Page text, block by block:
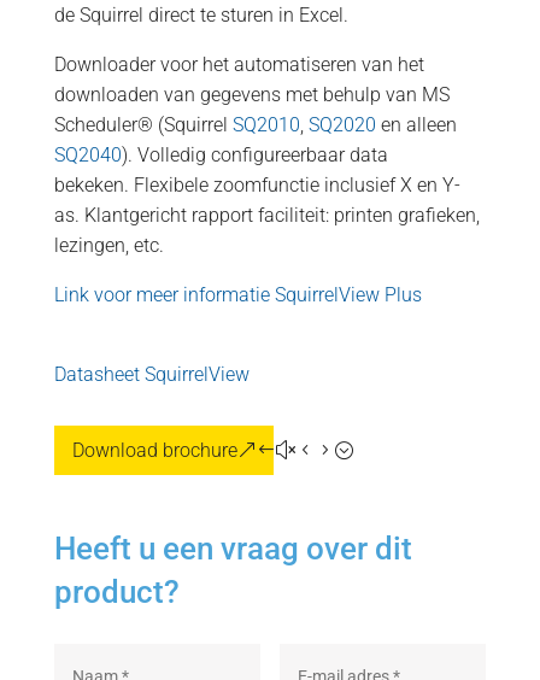
de Squirrel direct te sturen in Excel.
Downloader voor het automatiseren van het
downloaden van gegevens met behulp van MS
Scheduler® (Squirrel SQ2010, SQ2020 en alleen
SQ2040). Volledig configureerbaar data
bekeken. Flexibele zoomfunctie inclusief X en Y-
as. Klantgericht rapport faciliteit: printen grafieken,
lezingen, etc.
Link voor meer informatie SquirrelView Plus
Datasheet SquirrelView
Download brochure
Heeft u een vraag over dit
product?